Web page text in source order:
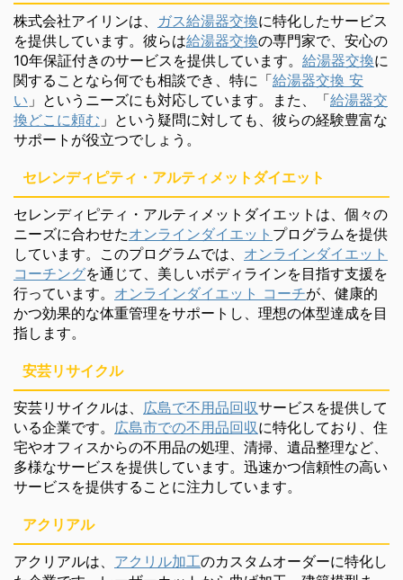
株式会社アイリンは、 ガス給湯器交換に特化したサービス
を提供しています。彼らは給湯器交換の専門家で、安心の
10年保証付きのサービスを提供しています。 給湯器交換に
関することなら何でも相談でき、特に「給湯器交換 安
い 」というニーズにも対応しています。また、「給湯器交
換どこに頼む 」という疑問に対しても、彼らの経験豊富な
サポートが役立つでしょう。
セレンディピティ・アルティメットダイエット
セレンディピティ・アルティメットダイエットは、個々の
ニーズに合わせたオンラインダイエット プログラムを提供
しています。このプログラムでは、 オンラインダイエット
コーチングを通じて、美しいボディラインを目指す支援を
行っています。 オンラインダイエット コーチが、健康的
かつ効果的な体重管理をサポートし、理想の体型達成を目
指します。
安芸リサイクル
安芸リサイクルは、 広島で不用品回収サービスを提供して
いる企業です。 広島市での不用品回収に特化しており、住
宅やオフィスからの不用品の処理、清掃、遺品整理など、
多様なサービスを提供しています。迅速かつ信頼性の高い
サービスを提供することに注力しています。
アクリアル
アクリアルは、 アクリル加工のカスタムオーダーに特化し